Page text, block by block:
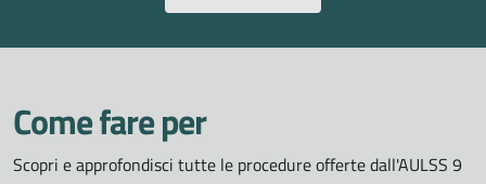
Come fare per
Scopri e approfondisci tutte le procedure offerte dall'AULSS 9